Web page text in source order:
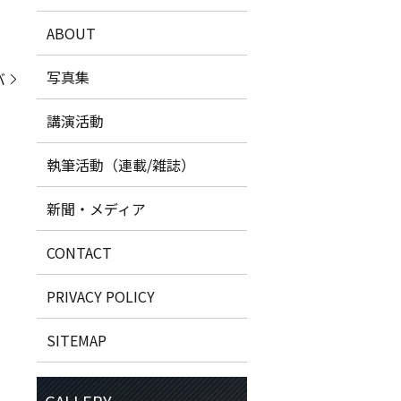
ABOUT
写真集
講演活動
執筆活動（連載/雑誌）
新聞・メディア
CONTACT
PRIVACY POLICY
SITEMAP